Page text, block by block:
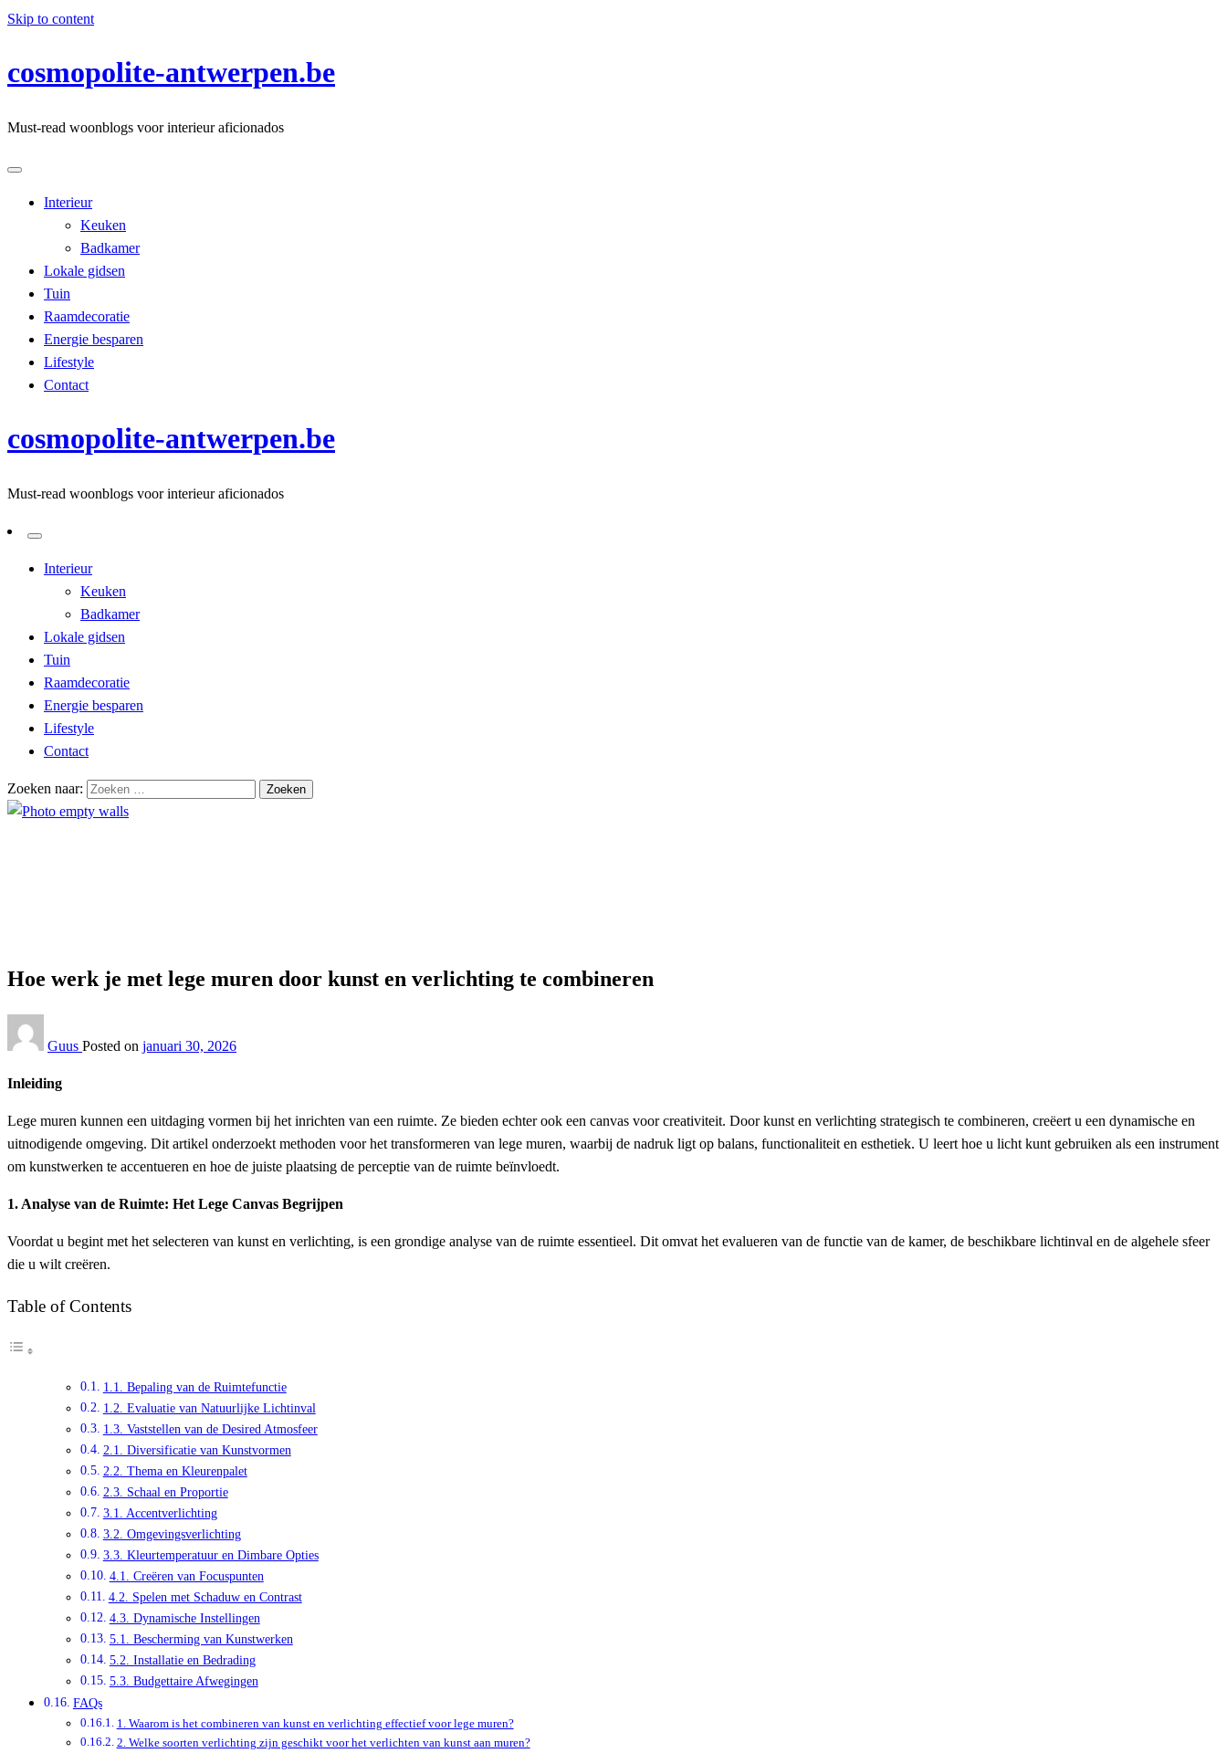
Skip to content
cosmopolite-antwerpen.be
Must-read woonblogs voor interieur aficionados
Interieur
Keuken
Badkamer
Lokale gidsen
Tuin
Raamdecoratie
Energie besparen
Lifestyle
Contact
cosmopolite-antwerpen.be
Must-read woonblogs voor interieur aficionados
Interieur
Keuken
Badkamer
Lokale gidsen
Tuin
Raamdecoratie
Energie besparen
Lifestyle
Contact
Zoeken naar:
Hoe werk je met lege muren door kunst en verlichting te combineren
Guus Posted on januari 30, 2026
Inleiding
Lege muren kunnen een uitdaging vormen bij het inrichten van een ruimte. Ze bieden echter ook een canvas voor creativiteit. Door kunst en verlichting strategisch te combineren, creëert u een dynamische en
uitnodigende omgeving. Dit artikel onderzoekt methoden voor het transformeren van lege muren, waarbij de nadruk ligt op balans, functionaliteit en esthetiek. U leert hoe u licht kunt gebruiken als een instrument
om kunstwerken te accentueren en hoe de juiste plaatsing de perceptie van de ruimte beïnvloedt.
1. Analyse van de Ruimte: Het Lege Canvas Begrijpen
Voordat u begint met het selecteren van kunst en verlichting, is een grondige analyse van de ruimte essentieel. Dit omvat het evalueren van de functie van de kamer, de beschikbare lichtinval en de algehele sfeer
die u wilt creëren.
Table of Contents
1.1. Bepaling van de Ruimtefunctie
1.2. Evaluatie van Natuurlijke Lichtinval
1.3. Vaststellen van de Desired Atmosfeer
2.1. Diversificatie van Kunstvormen
2.2. Thema en Kleurenpalet
2.3. Schaal en Proportie
3.1. Accentverlichting
3.2. Omgevingsverlichting
3.3. Kleurtemperatuur en Dimbare Opties
4.1. Creëren van Focuspunten
4.2. Spelen met Schaduw en Contrast
4.3. Dynamische Instellingen
5.1. Bescherming van Kunstwerken
5.2. Installatie en Bedrading
5.3. Budgettaire Afwegingen
FAQs
1. Waarom is het combineren van kunst en verlichting effectief voor lege muren?
2. Welke soorten verlichting zijn geschikt voor het verlichten van kunst aan muren?